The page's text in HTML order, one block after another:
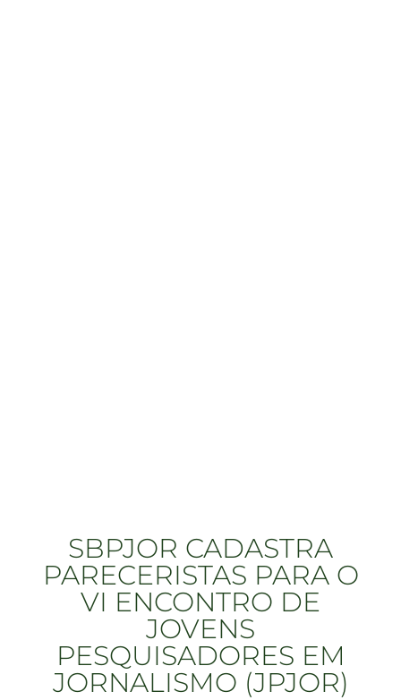
SBPJOR CADASTRA
PARECERISTAS PARA O
VI ENCONTRO DE
JOVENS
PESQUISADORES EM
JORNALISMO (JPJOR)